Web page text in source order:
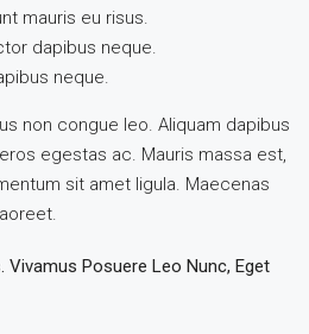
mauris eu risus.
dapibus neque.
neque.
non congue leo. Aliquam dapibus
egestas ac. Mauris massa est,
sit amet ligula. Maecenas
Vivamus Posuere Leo Nunc, Eget